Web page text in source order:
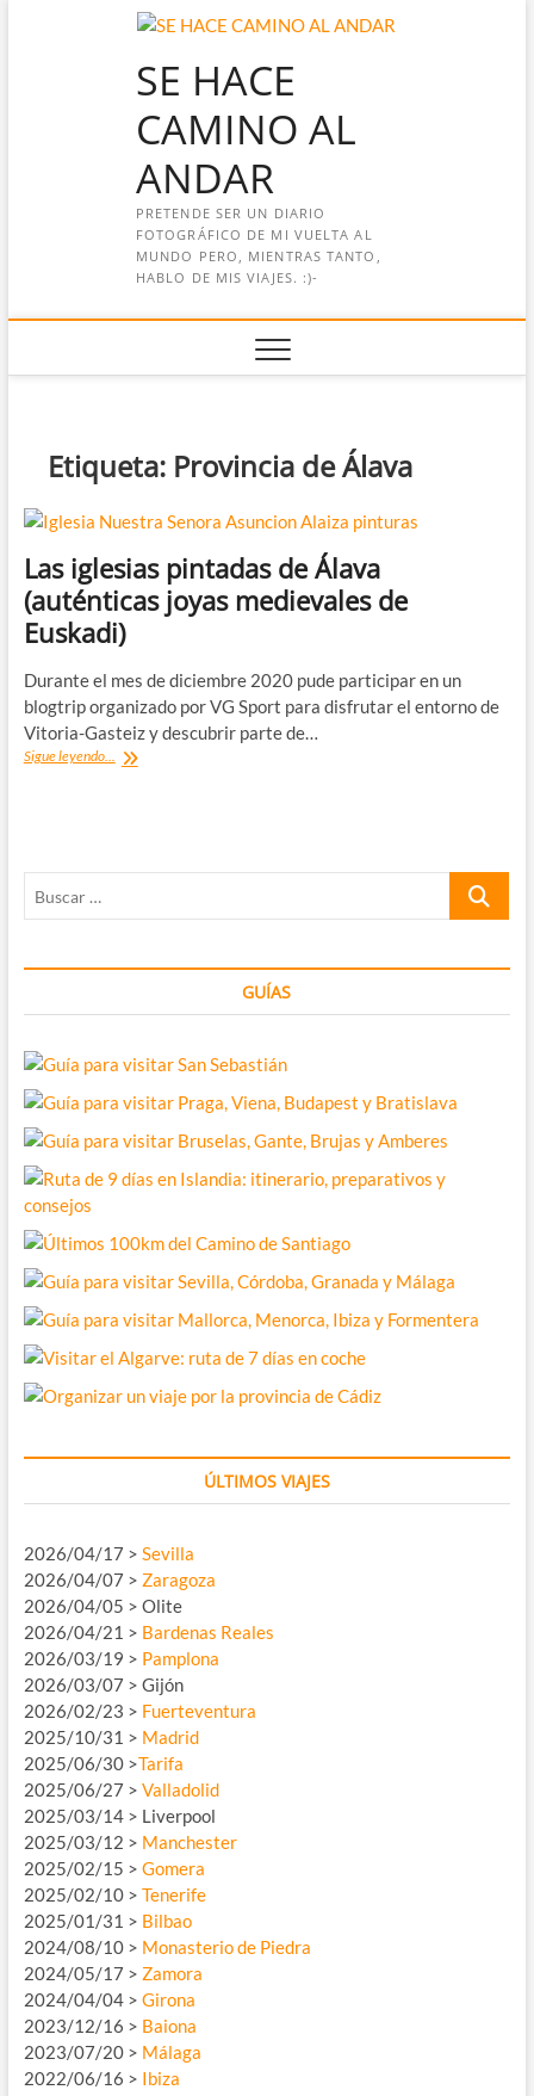
SE HACE
CAMINO AL
ANDAR
PRETENDE SER UN DIARIO
FOTOGRÁFICO DE MI VUELTA AL
MUNDO PERO, MIENTRAS TANTO,
HABLO DE MIS VIAJES. :)-
Etiqueta: Provincia de Álava
Las iglesias pintadas de Álava
(auténticas joyas medievales de
Euskadi)
Durante el mes de diciembre 2020 pude participar en un
blogtrip organizado por VG Sport para disfrutar el entorno de
Vitoria-Gasteiz y descubrir parte de…
Sigue leyendo... Las
Buscar
GUÍAS
ÚLTIMOS VIAJES
2026/04/17 > Sevilla
2026/04/07 > Zaragoza
2026/04/05 > Olite
2026/04/21 > Bardenas Reales
2026/03/19 > Pamplona
2026/03/07 > Gijón
2026/02/23 > Fuerteventura
2025/10/31 > Madrid
2025/06/30 >Tarifa
2025/06/27 > Valladolid
2025/03/14 > Liverpool
2025/03/12 > Manchester
2025/02/15 > Gomera
2025/02/10 > Tenerife
2025/01/31 > Bilbao
2024/08/10 > Monasterio de Piedra
2024/05/17 > Zamora
2024/04/04 > Girona
2023/12/16 > Baiona
2023/07/20 > Málaga
2022/06/16 > Ibiza